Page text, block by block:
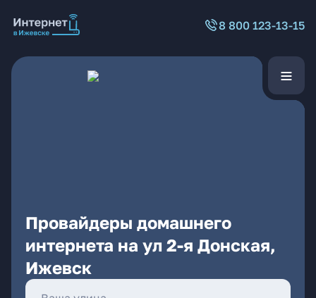
8 800 123-13-15
Провайдеры домашнего
интернета на ул 2-я Донская,
Ижевск